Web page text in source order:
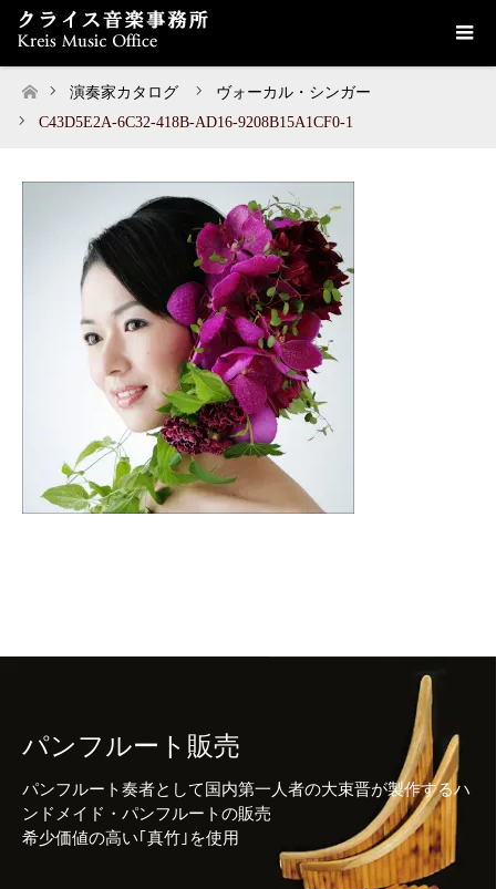
ホーム
演奏家カタログ
ヴォーカル・シンガー
C43D5E2A-6C32-418B-AD16-9208B15A1CF0-1
パンフルート販売
パンフルート奏者として国内第一人者の大束晋が製作するハ
ンドメイド・パンフルートの販売
希少価値の高い｢真竹｣を使用